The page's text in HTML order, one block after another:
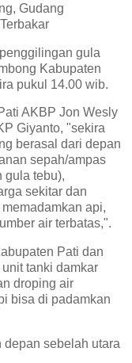
Gudang
gula
Kabupaten
pukul 14.00 wib.
AKBP Jon Wesly
Giyanto, "sekira
berasal dari depan
sepah/ampas
gula tebu),
sekitar dan
api,
air terbatas,".
Pati dan
tanki damkar
droping air
bisa di padamkan
sebelah utara